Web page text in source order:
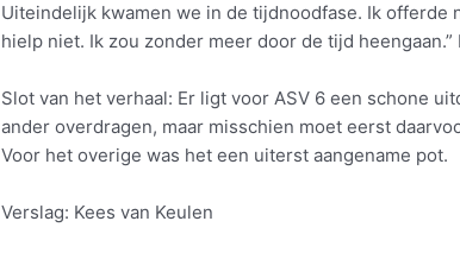
Uiteindelijk kwamen we in de tijdnoodfase. Ik offerde
hielp niet. Ik zou zonder meer door de tijd
Slot van het verhaal: Er ligt voor ASV 6 een schone
ander overdragen, maar misschien moet eerst
Voor het overige was het een uiterst aangename pot.
Verslag: Kees van Keulen